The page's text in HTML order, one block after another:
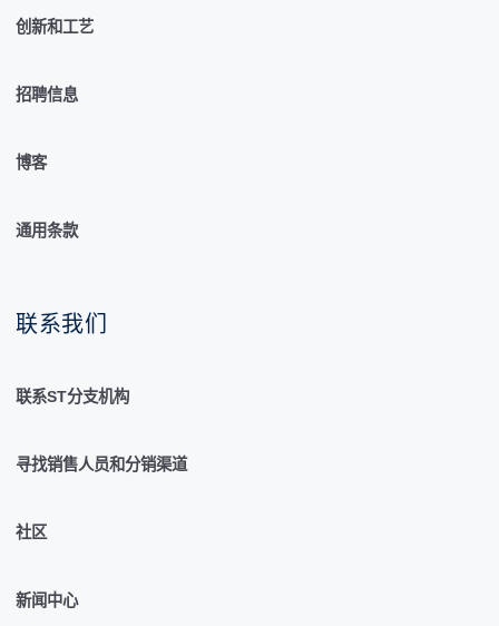
创新和工艺
招聘信息
博客
通用条款
联系我们
联系ST分支机构
寻找销售人员和分销渠道
社区
新闻中心